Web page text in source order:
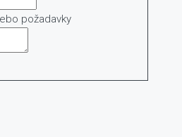
požadavky